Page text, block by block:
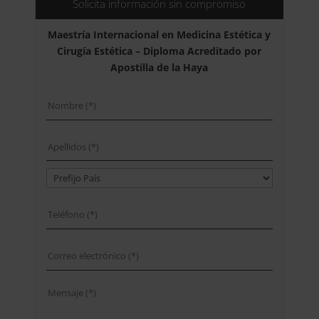
Solicita información sin compromiso
Maestría Internacional en Medicina Estética y
Cirugía Estética – Diploma Acreditado por
Apostilla de la Haya